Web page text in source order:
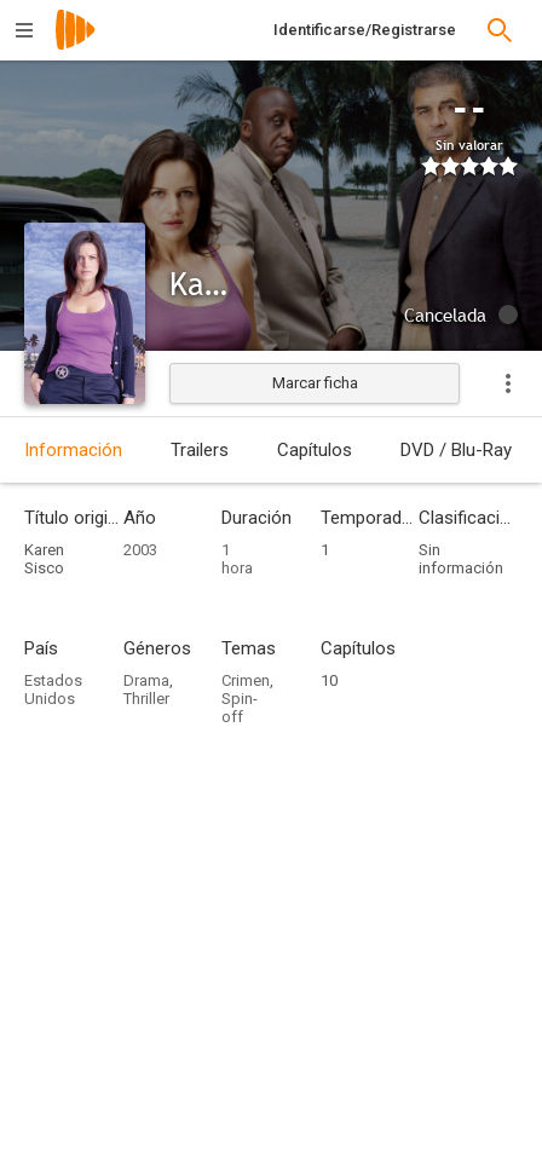
Identificarse/Registrarse
--
Sin valorar
Karen Sisco
Cancelada
Marcar ficha
Información Trailers Capítulos DVD / Blu-Ray
Título original
Karen
Sisco
Año
2003
Duración
1
hora
Temporadas
1
Clasificación por edades
Sin
información
País
Estados
Unidos
Géneros
Drama,
Thriller
Temas
Crimen,
Spin-
off
Capítulos
10